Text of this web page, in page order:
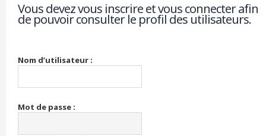
Vous devez vous inscrire et vous connecter afin
de pouvoir consulter le profil des utilisateurs.
Nom d’utilisateur :
Mot de passe :